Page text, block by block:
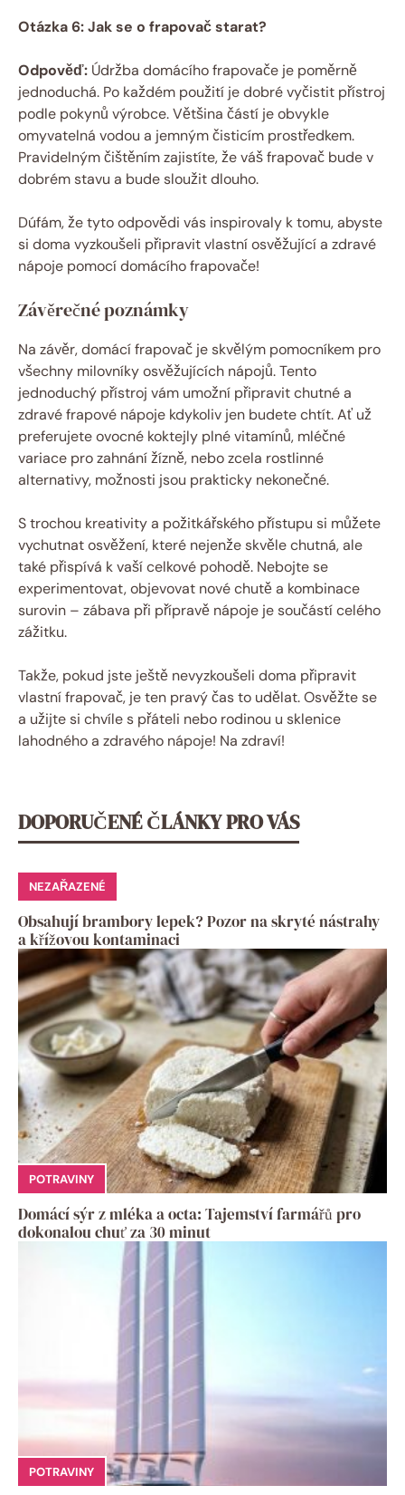
Otázka 6: Jak se o frapovač starat?
Odpověď: Údržba domácího frapovače je poměrně
jednoduchá. Po každém použití je dobré vyčistit přístroj
podle pokynů výrobce. Většina částí je obvykle
omyvatelná vodou a jemným čisticím prostředkem.
Pravidelným čištěním zajistíte, že váš frapovač bude v
dobrém stavu a bude sloužit dlouho.
Dúfám, že tyto odpovědi vás inspirovaly k tomu, abyste
si doma vyzkoušeli připravit vlastní osvěžující a zdravé
nápoje pomocí domácího frapovače!
Závěrečné poznámky
Na závěr, domácí frapovač je skvělým pomocníkem pro
všechny milovníky osvěžujících nápojů. Tento
jednoduchý přístroj vám umožní připravit chutné a
zdravé frapové nápoje kdykoliv jen budete chtít. Ať už
preferujete ovocné koktejly plné vitamínů, mléčné
variace pro zahnání žízně, nebo zcela rostlinné
alternativy, možnosti jsou prakticky nekonečné.
S trochou kreativity a požitkářského přístupu si můžete
vychutnat osvěžení, které nejenže skvěle chutná, ale
také přispívá k vaší celkové pohodě. Nebojte se
experimentovat, objevovat nové chutě a kombinace
surovin – zábava při přípravě nápoje je součástí celého
zážitku.
Takže, pokud jste ještě nevyzkoušeli doma připravit
vlastní frapovač, je ten pravý čas to udělat. Osvěžte se
a užijte si chvíle s přáteli nebo rodinou u sklenice
lahodného a zdravého nápoje! Na zdraví!
DOPORUČENÉ ČLÁNKY PRO VÁS
NEZAŘAZENÉ
Obsahují brambory lepek? Pozor na skryté nástrahy
a křížovou kontaminaci
POTRAVINY
Domácí sýr z mléka a octa: Tajemství farmářů pro
dokonalou chuť za 30 minut
POTRAVINY